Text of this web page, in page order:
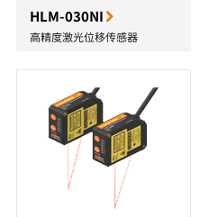
HLM-030NI
高精度激光位移传感器